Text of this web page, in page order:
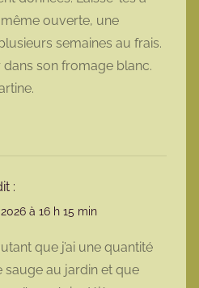
ouverte, une
semaines au frais.
son fromage blanc.
:
à 16 h 15 min
que j’ai une quantité
sauge au jardin et que